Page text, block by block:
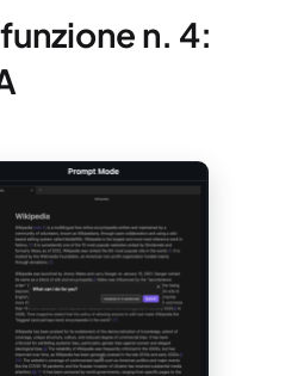
n. 4: